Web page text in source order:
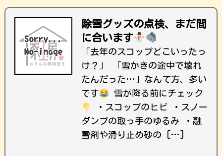
除雪グッズの点検、まだ間
に合います
「去年のスコップどこいったっ
け？」 「雪かきの途中で壊れ
たんだった…」なんて方、多い
です
雪が降る前にチェック
・スコップのヒビ ・スノー
ダンプの取っ手のゆるみ ・融
雪剤や滑り止め砂の […]